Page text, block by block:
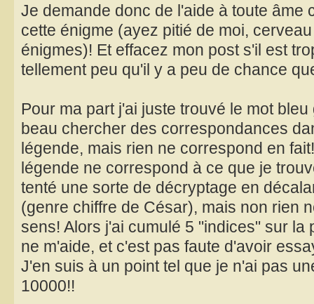
Je demande donc de l'aide à toute âme
cette énigme (ayez pitié de moi,
énigmes)! Et effacez mon post s'il est
tellement peu qu'il y a peu de chance
Pour ma part j'ai juste trouvé le mot
beau chercher des correspondances
légende, mais rien ne correspond en
légende ne correspond à ce que je
tenté une sorte de décryptage en
(genre chiffre de César), mais non rien
sens! Alors j'ai cumulé 5 "indices" sur la
ne m'aide, et c'est pas faute d'avoir
J'en suis à un point tel que je n'ai pas
10000!!